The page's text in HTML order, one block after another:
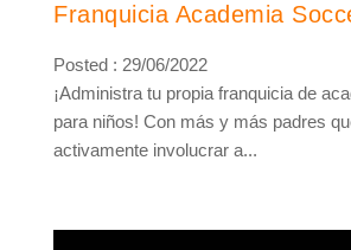
Franquicia Academia
Posted : 29/06/2022
¡Administra tu propia franquicia de
para niños! Con más y más padres
activamente involucrar a...